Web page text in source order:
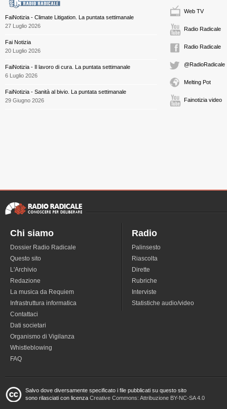
FaiNotizia - Climate Litigation. La puntata settimanale
27 Luglio 2026
Fai Notizia
20 Luglio 2026
FaiNotizia - Il lavoro di cura. La puntata settimanale
6 Luglio 2026
FaiNotizia - Sanità al bivio. La puntata settimanale
29 Giugno 2026
Web TV
Radio Radicale
Radio Radicale
@RadioRadicale
Melting Pot
Fainotizia video
Chi siamo
Dossier Radio Radicale
Questo sito
L'Archivio
Redazione
La musica da Requiem
Infrastruttura informatica
Contattaci
Dati societari
Organismo di Vigilanza
Whistleblowing
FAQ
Radio
Palinsesto
Riascolta
Dirette
Rubriche
Interviste
Statistiche audio/video
Salvo dove diversamente specificato i file pubblicati su questo sito
sono rilasciati con licenza Creative Commons: Attribuzione BY-NC-SA 4.0